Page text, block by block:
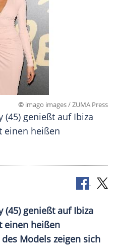
© imago images / ZUMA Press
(45) genießt auf Ibiza
einen heißen
(45) genießt aufIbiza
einen heißen
des Models zeigen sich